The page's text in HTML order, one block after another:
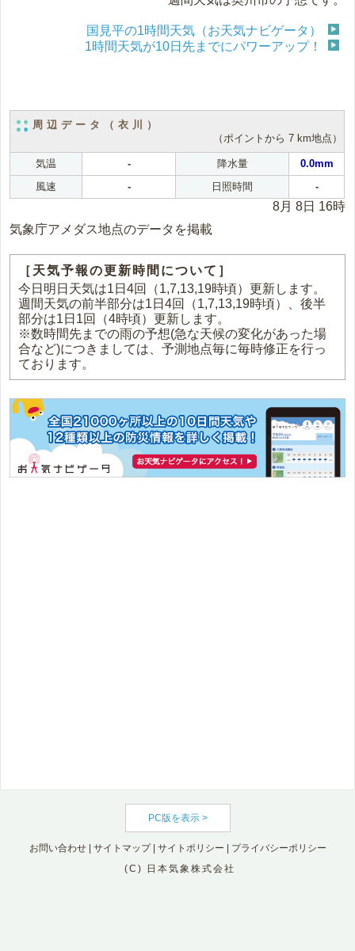
国見平の1時間天気（お天気ナビゲータ）
1時間天気が10日先までにパワーアップ！
周辺データ（衣川）
（ポイントから 7 km地点）
気温 - 降水量
0.0mm
風速
- 日照時間 -
8月 8日 16時
気象庁アメダス地点のデータを掲載
［天気予報の更新時間について］
今日明日天気は1日4回（1,7,13,19時頃）更新します。
週間天気の前半部分は1日4回（1,7,13,19時頃）、後半
部分は1日1回（4時頃）更新します。
※数時間先までの雨の予想(急な天候の変化があった場
合など)につきましては、予測地点毎に毎時修正を行っ
ております。
PC版を表示 >
お問い合わせ| サイトマップ| サイトポリシー
プライバシーポリシー
(C) 日本気象株式会社